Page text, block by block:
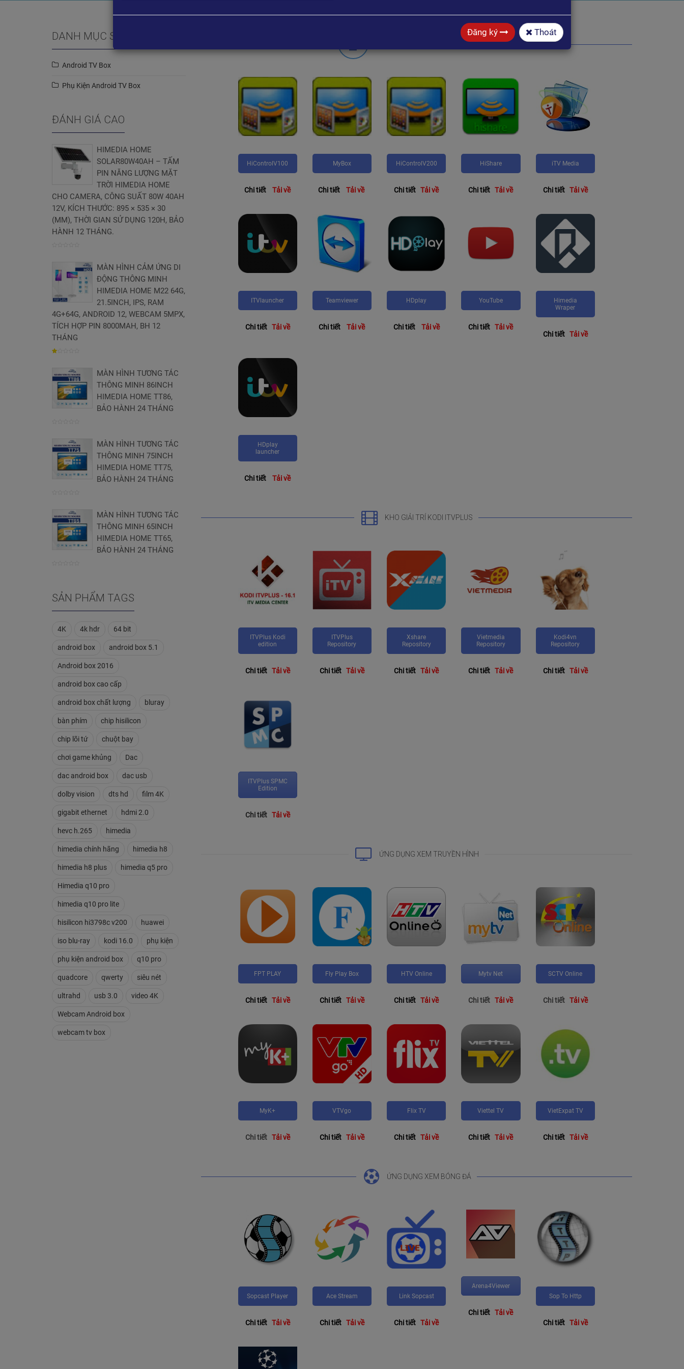
DANH MỤC SẢN PHẨM
Android TV Box
Phụ Kiện Android TV Box
ĐÁNH GIÁ CAO
HIMEDIA HOME
SOLAR80W40AH – TẤM
PIN NĂNG LƯỢNG MẶT
TRỜI HIMEDIA HOME
CHO CAMERA, CÔNG SUẤT 80W 40AH
12V, KÍCH THƯỚC: 895 × 535 × 30
(MM), THỜI GIAN SỬ DỤNG 120H, BẢO
HÀNH 12 THÁNG.
trên
5
MÀN HÌNH CẢM ỨNG DI
ĐỘNG THÔNG MINH
HIMEDIA HOME M22 64G,
21.5INCH, IPS, RAM
4G+64G, ANDROID 12, WEBCAM 5MPX,
TÍCH HỢP PIN 8000MAH, BH 12
THÁNG
trên
MÀN HÌNH TƯƠNG TÁC
THÔNG MINH 86INCH
HIMEDIA HOME TT86,
BẢO HÀNH 24 THÁNG
trên
MÀN HÌNH TƯƠNG TÁC
THÔNG MINH 75INCH
HIMEDIA HOME TT75,
BẢO HÀNH 24 THÁNG
trên
MÀN HÌNH TƯƠNG TÁC
THÔNG MINH 65INCH
HIMEDIA HOME TT65,
BẢO HÀNH 24 THÁNG
5
SẢN PHẨM TAGS
4K 4k hdr 64 bit
android box android box 5.1
Android box 2016
android box cao cấp
android box chất lượng bluray
bàn phím chip hisilicon
chip lõi tứ chuột bay
chơi game khủng Dac
dac android box dac usb
dolby vision dts hd film 4K
gigabit ethernet hdmi 2.0
hevc h.265 himedia
himedia chính hãng himedia h8
himedia h8 plus himedia q5 pro
Himedia q10 pro
himedia q10 pro lite
hisilicon hi3798c v200 huawei
iso blu-ray kodi 16.0 phụ kiện
phụ kiện android box q10 pro
quadcore qwerty siêu nét
ultrahd usb 3.0 video 4K
Webcam Android box
webcam tv box
ỨNG DỤNG ĐỘC QUYỀN CỦA HIMEDIA
HiControlV100
Chi tiết Tải về
MyBox
Chi tiết Tải về
HiControlV200
Chi tiết Tải về
HiShare
Chi tiết Tải về
iTV Media
Chi tiết Tải về
ITVlauncher
Chi tiết Tải về
Teamviewer
Chi tiết Tải về
HDplay
Chi tiết Tải về
YouTube
Chi tiết Tải về
Himedia
Wraper
Chi tiết Tải về
HDplay
launcher
Chi tiết Tải về
KHO GIẢI TRÍ KODI ITVPLUS
ITVPlus Kodi
edition
Chi tiết Tải về
ITVPlus SPMC
Edition
Chi tiết Tải về
ITVPlus
Repository
Chi tiết Tải về
Xshare
Repository
Chi tiết Tải về
Vietmedia
Repository
Chi tiết Tải về
Kodi4vn
Repository
Chi tiết Tải về
ỨNG DỤNG XEM TRUYỀN HÌNH
FPT PLAY
Chi tiết Tải về
Fly Play Box
Chi tiết Tải về
HTV Online
Chi tiết Tải về
Mytv Net
Chi tiết Tải về
SCTV Online
Chi tiết Tải về
MyK+
Chi tiết Tải về
VTVgo
Chi tiết Tải về
Flix TV
Chi tiết Tải về
Viettel TV
Chi tiết Tải về
VietExpat TV
Chi tiết Tải về
ỨNG DỤNG XEM BÓNG ĐÁ
Sopcast Player
Chi tiết Tải về
Ace Stream
Chi tiết Tải về
Link Sopcast
Chi tiếtTải về
Arena4Viewer
Chi tiết Tải về
Sop To Http
Chi tiết Tải về
Đăng ký Thoát